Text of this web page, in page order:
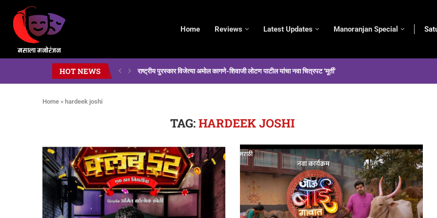
Home Reviews Latest Updates Manoranjan Special
HOT NEWS राष्ट्रीय पुरस्कार विजेत्या अमोल कागणे-शिवाजी लोटण पाटील यांचा नवा चित्रपट ‘मूर्ती’
Home » hardeek joshi
TAG:HARDEEK JOSHI